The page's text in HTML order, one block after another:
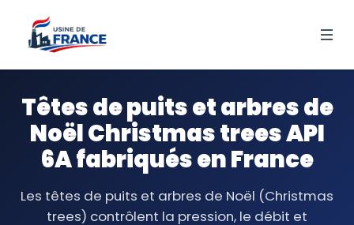
Têtes de puits et arbres de
Noël Christmas trees API
6A fabriqués en France
Les têtes de puits et arbres de Noël (Christmas
trees) contrôlent la pression, le débit et